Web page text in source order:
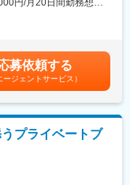
出の実践力
力
回転・超音波）を核
でトップレベルのシェ
を含めた表記です。
募依頼する
ージェントサービス）
プライベートブ